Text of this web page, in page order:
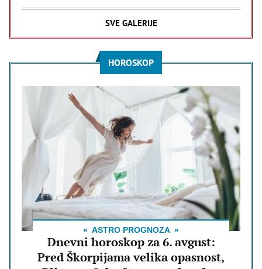
SVE GALERIJE
HOROSKOP
ASTRO PROGNOZA
Dnevni horoskop za 6. avgust:
Pred Škorpijama velika opasnost,